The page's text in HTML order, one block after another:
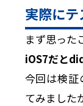
実際に
まず思った
iOS7だと
今回は検証
てみました